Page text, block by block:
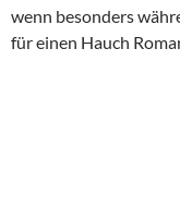
wenn besonders
für einen Hauch